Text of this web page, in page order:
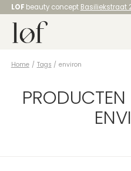
LOF beauty concept Basiliekstraat
Home / Tags / environ